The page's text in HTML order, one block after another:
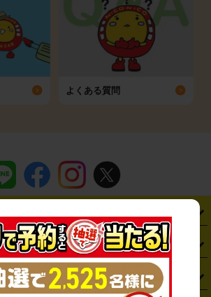
よくある質問
・岩手県 ・宮城県 ・秋田県 ・山形県
・神奈川県 ・埼玉県 ・千葉県 ・
・山梨県 ・愛知県 ・静岡県 ・岐阜県
・新宿駅 ・池袋駅 ・渋谷駅 東京駅